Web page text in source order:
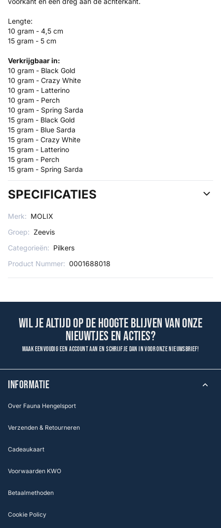
Lengte:
10 gram - 4,5 cm
15 gram - 5 cm
Verkrijgbaar in:
10 gram - Black Gold
10 gram - Crazy White
10 gram - Latterino
10 gram - Perch
10 gram - Spring Sarda
15 gram - Black Gold
15 gram - Blue Sarda
15 gram - Crazy White
15 gram - Latterino
15 gram - Perch
15 gram - Spring Sarda
SPECIFICATIES
Merk: MOLIX
Groep: Zeevis
Categorieën: Pilkers
Product Nummer: 0001688018
Wil je altijd op de hoogte blijven van onze
nieuwtjes en acties?
Maak eenvoudig een account aan en schrijf je dan in voor onze nieuwsbrief!
INFORMATIE
Over Fauna Hengelsport
Verzenden & Retourneren
Cadeaukaart
Voorwaarden KWO
Betaalmethoden
Cookie Policy